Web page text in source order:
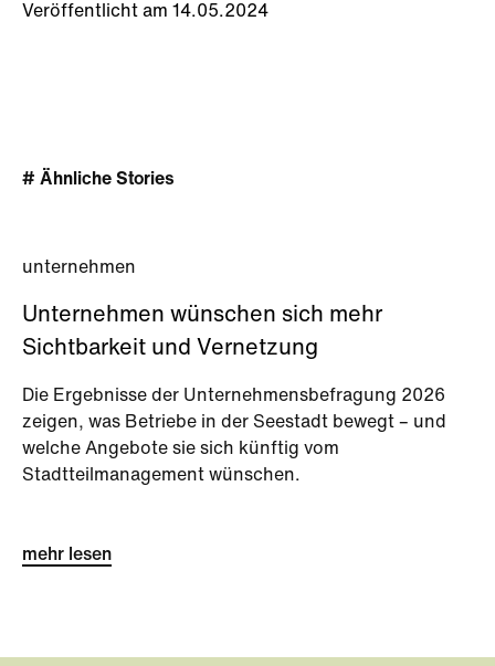
Veröffentlicht am 14.05.2024
# Ähnliche Stories
unternehmen
Unternehmen wünschen sich mehr
Sichtbarkeit und Vernetzung
Die Ergebnisse der Unternehmensbefragung 2026
zeigen, was Betriebe in der Seestadt bewegt – und
welche Angebote sie sich künftig vom
Stadtteilmanagement wünschen.
mehr lesen